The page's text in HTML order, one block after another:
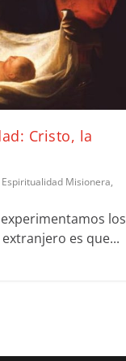
Cristo, la
Espiritualidad Misionera,
los
es que...